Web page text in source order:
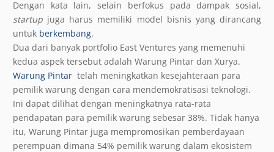
Dengan kata lain, selain berfokus pada dampak sosial,
startup juga harus memiliki model bisnis yang dirancang
untuk berkembang.
Dua dari banyak portfolio East Ventures yang memenuhi
kedua aspek tersebut adalah Warung Pintar dan Xurya.
Warung Pintar telah meningkatkan kesejahteraan para
pemilik warung dengan cara mendemokratisasi teknologi.
Ini dapat dilihat dengan meningkatnya rata-rata
pendapatan para pemilik warung sebesar 38%. Tidak hanya
itu, Warung Pintar juga mempromosikan pemberdayaan
perempuan dimana 54% pemilik warung dalam ekosistem